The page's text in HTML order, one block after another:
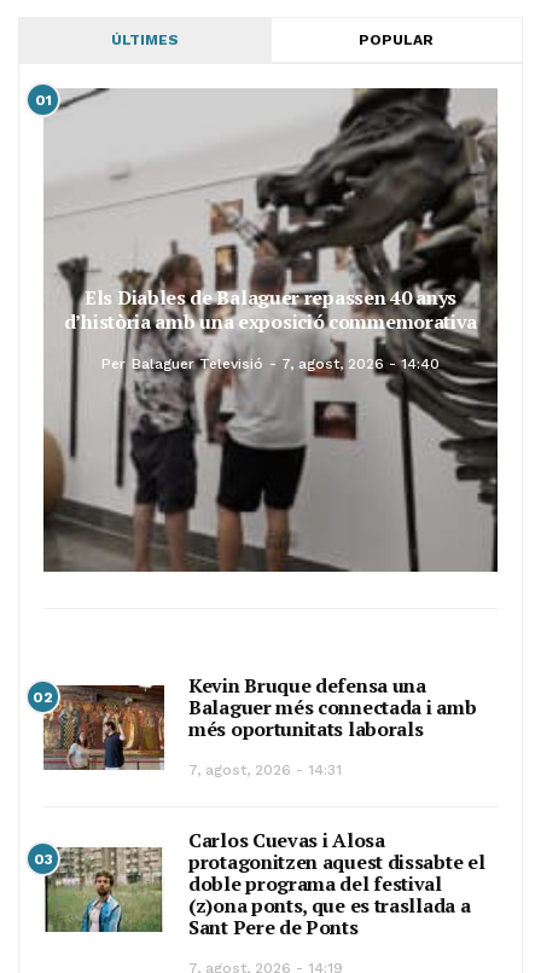
ÚLTIMES POPULAR
01
Els Diables de Balaguer repassen 40 anys
d’història amb una exposició commemorativa
Per Balaguer Televisió 7, agost, 2026 - 14:40
02
Kevin Bruque defensa una
Balaguer més connectada i amb
més oportunitats laborals
7, agost, 2026 - 14:31
03
Carlos Cuevas i Alosa
protagonitzen aquest dissabte el
doble programa del festival
(z)ona ponts, que es trasllada a
Sant Pere de Ponts
7, agost, 2026 - 14:19